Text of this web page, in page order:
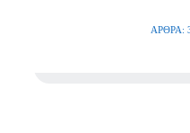
ΆΡΘΡΑ: